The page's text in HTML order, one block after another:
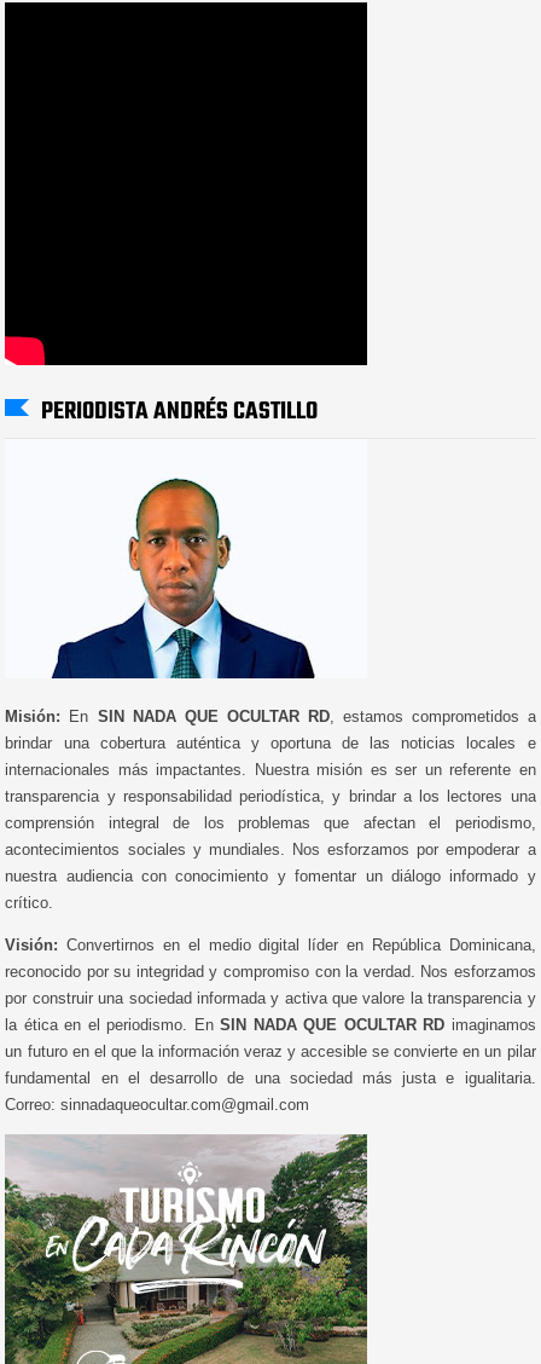
PERIODISTA ANDRÉS CASTILLO
Misión: En SIN NADA QUE OCULTAR RD, estamos comprometidos a
brindar una cobertura auténtica y oportuna de las noticias locales e
internacionales más impactantes. Nuestra misión es ser un referente en
transparencia y responsabilidad periodística, y brindar a los lectores una
comprensión integral de los problemas que afectan el periodismo,
acontecimientos sociales y mundiales. Nos esforzamos por empoderar a
nuestra audiencia con conocimiento y fomentar un diálogo informado y
crítico.
Visión: Convertirnos en el medio digital líder en República Dominicana,
reconocido por su integridad y compromiso con la verdad. Nos esforzamos
por construir una sociedad informada y activa que valore la transparencia y
la ética en el periodismo. EnSIN NADA QUE OCULTAR RD imaginamos
un futuro en el que la información veraz y accesible se convierte en un pilar
fundamental en el desarrollo de una sociedad más justa e igualitaria.
Correo: sinnadaqueocultar.com@gmail.com